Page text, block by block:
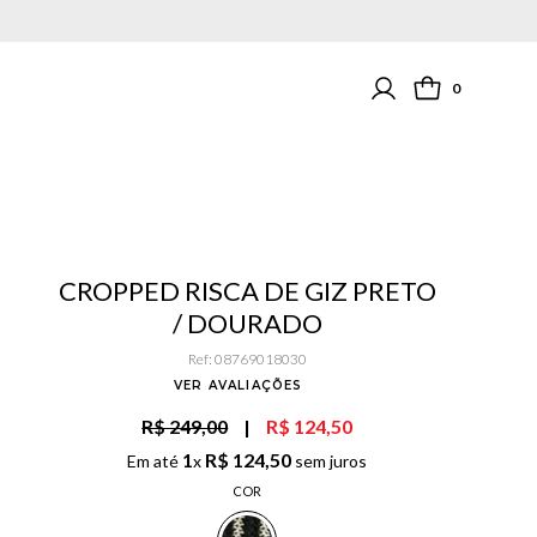
0
CROPPED RISCA DE GIZ PRETO
/ DOURADO
Ref: 08769018030
VER AVALIAÇÕES
R$ 249,00 | R$ 124,50
Em até 1x R$ 124,50 sem juros
COR